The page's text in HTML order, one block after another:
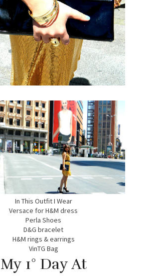
In This Outfit I Wear
Versace for H&M dress
Perla Shoes
D&G bracelet
H&M rings & earrings
VinTG Bag
My 1° Day At